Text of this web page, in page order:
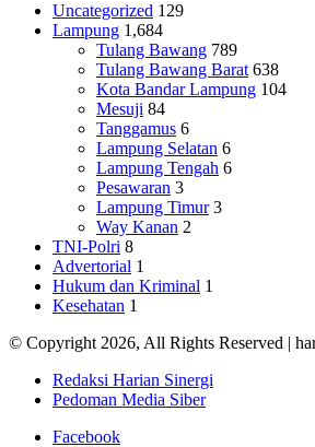
Uncategorized 129
Lampung 1,684
Tulang Bawang 789
Tulang Bawang Barat 638
Kota Bandar Lampung 104
Mesuji 84
Tanggamus 6
Lampung Selatan 6
Lampung Tengah 6
Pesawaran 3
Lampung Timur 3
Way Kanan 2
TNI-Polri 8
Advertorial 1
Hukum dan Kriminal 1
Kesehatan 1
© Copyright 2026, All Rights Reserved |
Redaksi Harian Sinergi
Pedoman Media Siber
Facebook